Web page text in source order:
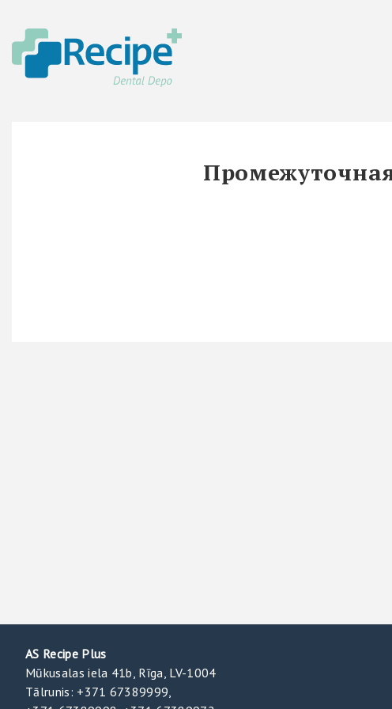
AS Recipe Plus
Mūkusalas iela 41b, Rīga, LV-1004
Tālrunis: +371 67389999,